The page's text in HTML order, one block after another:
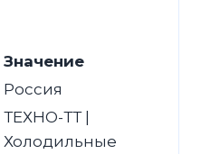
Значение
Россия
ТЕХНО-ТТ |
Холодильные